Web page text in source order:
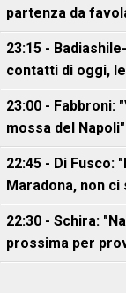
partenza da
23:15 -
contatti di oggi,
23:00 - Fabbroni:
mossa del Napoli"
22:45 - Di Fusco:
Maradona, non
22:30 - Schira:
prossima per